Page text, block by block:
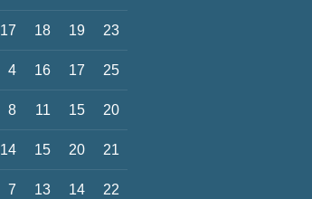
17 18 19 23
4 16 17 25
8 11 15 20
14 15 20 21
7 13 14 22